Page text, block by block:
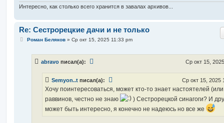
и
Интересно, как столько всего хранится в завалах архивов...
Re: Сестрорецкие дачи и не только
СРоман Беляков» Ср окт 15, 2025 11:33 pm
abravo писал(а): Ср окт 15,
Semyon..t писал(а): Ср окт 15, 2025
Хочу поинтересоваться, может кто-то знает настоятелей (или
раввинов, честно не знаю
) Сестрорецкой синагоги? И
может быть интересно, я конечно не надеюсь но все же